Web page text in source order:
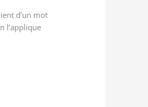
d’un mot
l’applique